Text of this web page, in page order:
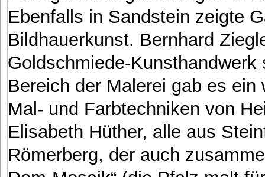
Ebenfalls in Sandstein zeigte
Bildhauerkunst. Bernhard
Goldschmiede-
Bereich der Malerei gab es
Mal- und Farbtechniken von
Elisabeth Hüther, alle aus
Römerberg, der auch